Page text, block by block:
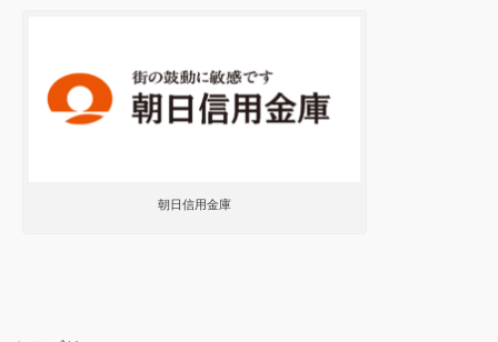
朝日信用金庫